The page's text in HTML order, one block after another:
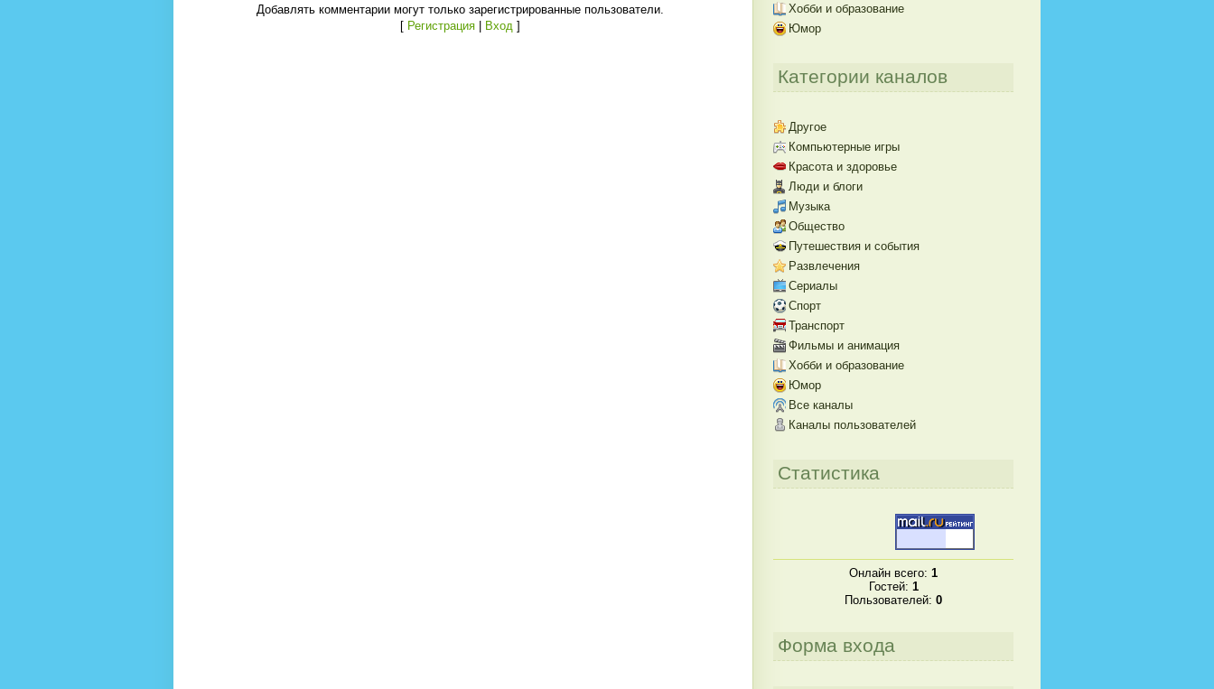
Добавлять комментарии могут только зарегистрированные пользователи.
[ Регистрация| Вход]
Хобби и образование
Юмор
Категории каналов
Другое
Компьютерные игры
Красота и здоровье
Люди и блоги
Музыка
Общество
Путешествия и события
Развлечения
Сериалы
Спорт
Транспорт
Фильмы и анимация
Хобби и образование
Юмор
Все каналы
Каналы пользователей
Статистика
Онлайн всего: 1
Гостей: 1
Пользователей: 0
Форма входа